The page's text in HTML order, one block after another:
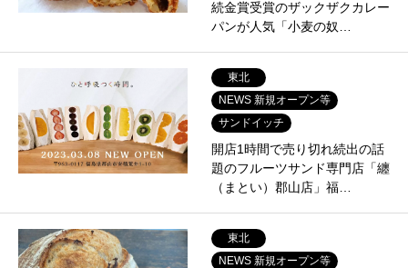
続金賞受賞のザックザクカレー
パンが人気「小麦の奴…
東北
NEWS 新規オープン等
サンドイッチ
開店1時間で売り切れ続出の話
題のフルーツサンド専門店「纏
（まとい）郡山店」福…
東北
NEWS 新規オープン等